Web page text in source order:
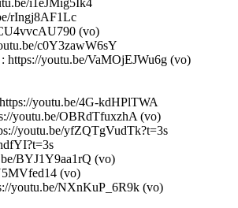
i1eJMig5Ik4
rIngj8AF1Lc
(vo)
c0Y3zawW6sY
: https://youtu.be/VaMOjEJWu6g (vo)
youtu.be/4G-kdHPlTWA
youtu.be/OBRdTfuxzhA (vo)
youtu.be/yfZQTgVudTk?t=3s
BYJ1Y9aa1rQ (vo)
(vo)
youtu.be/NXnKuP_6R9k (vo)